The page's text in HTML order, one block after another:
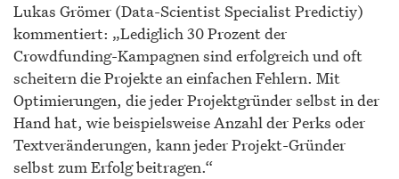
Lukas Grömer (Data-Scientist Specialist Predictiy)
kommentiert: „Lediglich 30 Prozent der
Crowdfunding-Kampagnen sind erfolgreich und oft
scheitern die Projekte an einfachen Fehlern. Mit
Optimierungen, die jeder Projektgründer selbst in der
Hand hat, wie beispielsweise Anzahl der Perks oder
Textveränderungen, kann jeder Projekt-Gründer
selbst zum Erfolg beitragen.“